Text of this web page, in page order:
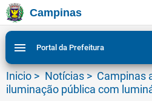
Ir para conteudo
Ir para menu do site da
Ligar/Desligar contraste
Campinas
menu Portal da Prefeitura
Inicio > Notícias> Campinas
iluminação pública com